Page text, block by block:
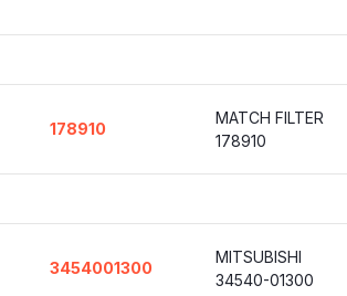
178910
MATCH FILTER
178910
3454001300
MITSUBISHI
34540-01300